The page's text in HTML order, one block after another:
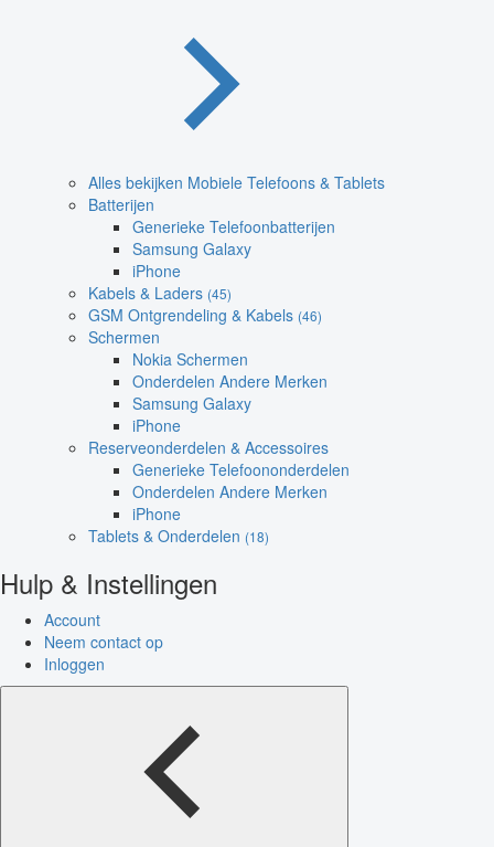
Alles bekijken Mobiele Telefoons & Tablets
Batterijen
Generieke Telefoonbatterijen
Samsung Galaxy
iPhone
Kabels & Laders (45)
GSM Ontgrendeling & Kabels (46)
Schermen
Nokia Schermen
Onderdelen Andere Merken
Samsung Galaxy
iPhone
Reserveonderdelen & Accessoires
Generieke Telefoononderdelen
Onderdelen Andere Merken
iPhone
Tablets & Onderdelen (18)
Hulp & Instellingen
Account
Neem contact op
Inloggen